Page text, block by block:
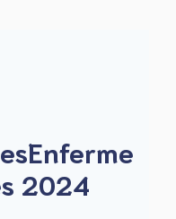
2024